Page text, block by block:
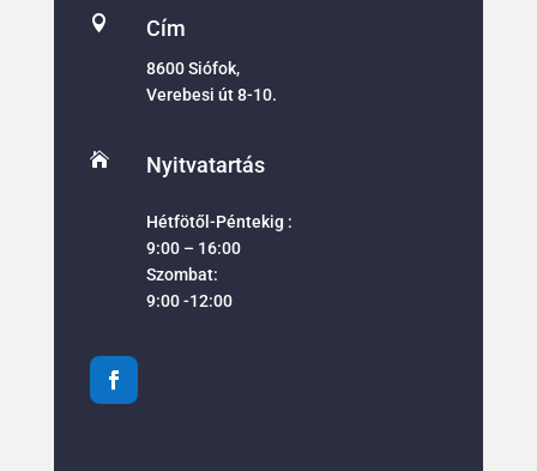
 Cím
8600 Siófok,
Verebesi út 8-10.
 Nyitvatartás
Hétfötől-Péntekig :
9:00 – 16:00
Szombat:
9:00 -12:00